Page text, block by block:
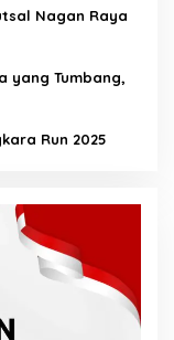
Nagan Raya
yang Tumbang,
Run 2025